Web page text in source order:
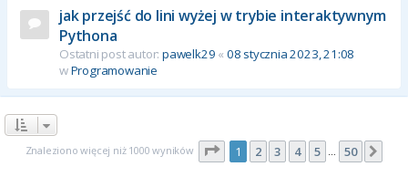
jak przejść do lini wyżej w trybie interaktywnym
Pythona
Ostatni post autor: pawelk29 « 08 stycznia 2023, 21:08
wProgramowanie
Znaleziono więcej niż 1000 wyników Strona z50
1 2 3 4 5 … 50